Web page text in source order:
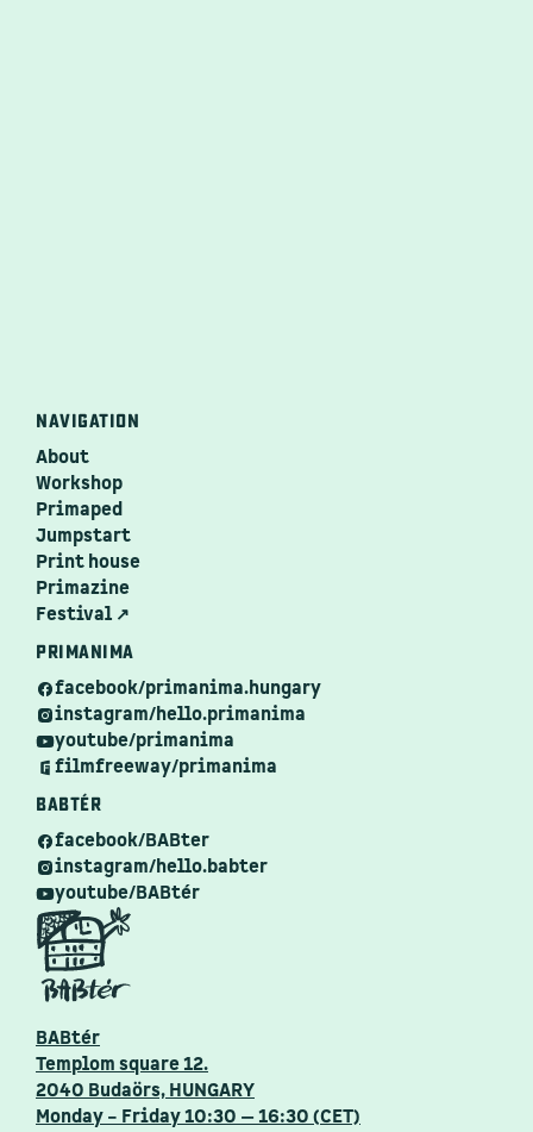
NAVIGATION
About
Workshop
Primaped
Jumpstart
Print house
Primazine
Festival ↗
PRIMANIMA
facebook/primanima.hungary
instagram/hello.primanima
youtube/primanima
filmfreeway/primanima
BABTÉR
facebook/BABter
instagram/hello.babter
youtube/BABtér
BABtér
Templom square 12.
2040 Budaörs, HUNGARY
Monday – Friday 10:30 — 16:30 (CET)